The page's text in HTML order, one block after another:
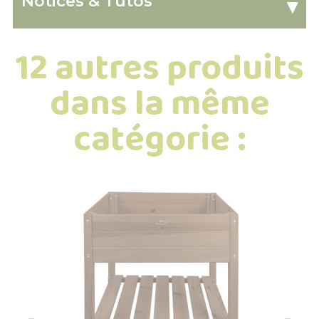
▾
12 autres produits
dans la même
catégorie :